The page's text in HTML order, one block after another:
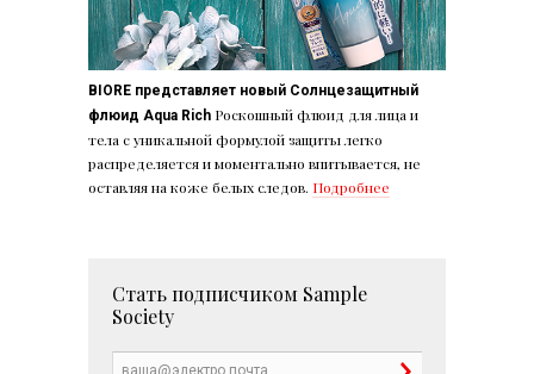
BIORE представляет новый Солнцезащитный
флюид Aqua Rich Роскошный флюид для лица и
тела с уникальной формулой защиты легко
распределяется и моментально впитывается, не
оставляя на коже белых следов. Подробнее
Стать подписчиком Sample
Society